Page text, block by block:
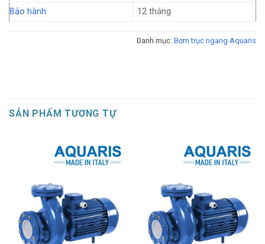
Bảo hành
12 tháng
Danh mục: Bơm trục ngang Aquaris
SẢN PHẨM TƯƠNG TỰ